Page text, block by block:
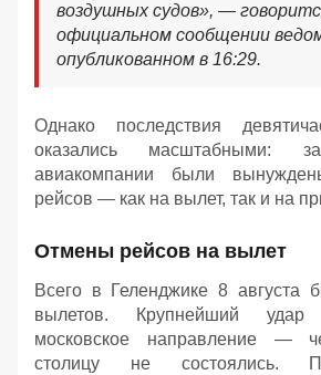
воздушных судов», —
официальном сообщении
опубликованном в 16:29.
Однако последствия
оказались масштабными:
авиакомпании были
рейсов — как на вылет, так и на
Отмены рейсов на вылет
Всего в Геленджике 8 августа
вылетов. Крупнейший
московское направление —
столицу не состоялись.